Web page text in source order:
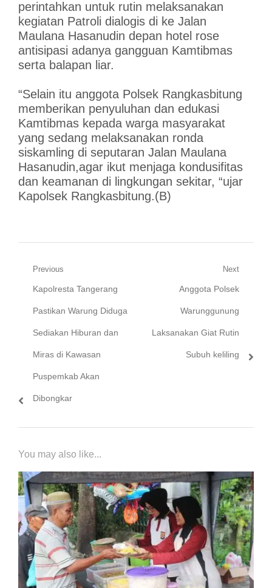
perintahkan untuk rutin melaksanakan
kegiatan Patroli dialogis di ke Jalan
Maulana Hasanudin depan hotel rose
antisipasi adanya gangguan Kamtibmas
serta balapan liar.
“Selain itu anggota Polsek Rangkasbitung
memberikan penyuluhan dan edukasi
Kamtibmas kepada warga masyarakat
yang sedang melaksanakan ronda
siskamling di seputaran Jalan Maulana
Hasanudin,agar ikut menjaga kondusifitas
dan keamanan di lingkungan sekitar, “ujar
Kapolsek Rangkasbitung.(B)
Navigasi
pos
Previous
Previous
post:
Kapolresta Tangerang
Pastikan Warung Diduga
Sediakan Hiburan dan
Miras di Kawasan
Puspemkab Akan
Dibongkar
Next
Next
post:
Anggota Polsek
Warunggunung
Laksanakan Giat Rutin
Subuh keliling
You may also like...